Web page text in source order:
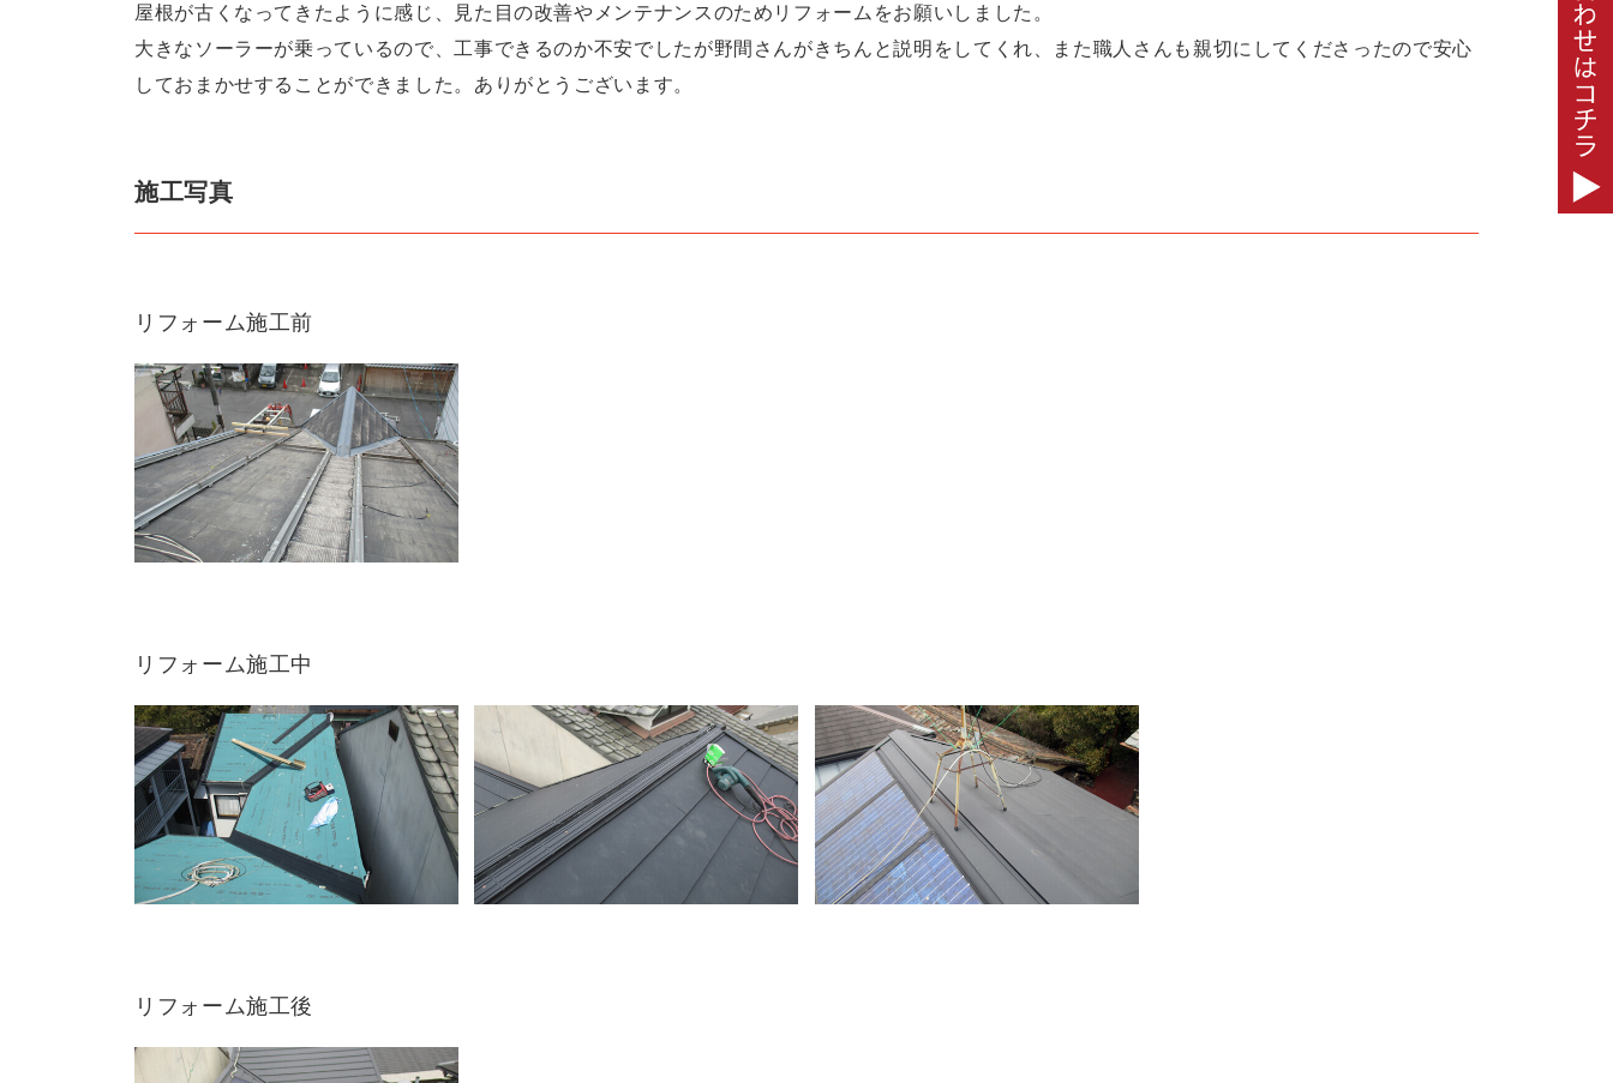
屋根が古くなってきたように感じ、見た目の改善やメンテナンスのためリフォームをお願いしました。
大きなソーラーが乗っているので、工事できるのか不安でしたが野間さんがきちんと説明をしてくれ、また職人さんも親切にしてくださったので安心
しておまかせすることができました。ありがとうございます。
施工写真
リフォーム施工前
リフォーム施工中
リフォーム施工後